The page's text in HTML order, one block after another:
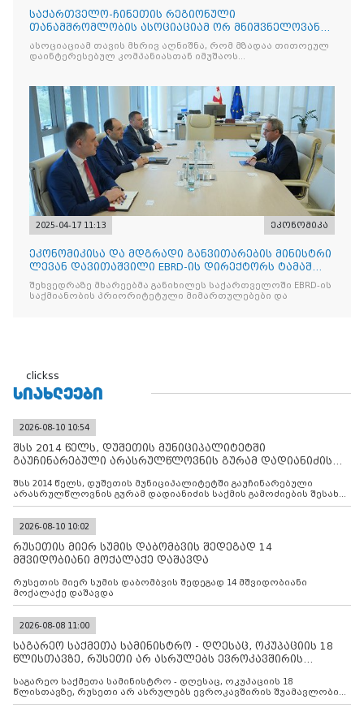
საქართველო-ჩინეთის რეგიონული
თანამშრომლობის ასოციაციამ ორ მნიშვნელოვან
მემორანდუმს მოაწერა ხელი
ასოციაციამ თავის მხრივ აღნიშნა, რომ მზადაა თითოეულ
დაინტერესებულ კომპანიასთან იმუშაოს
2025-04-17 11:13 ეკონომიკა
ეკონომიკისა და მდგრადი განვითარების მინისტრი
ლევან დავითაშვილი EBRD-ის დირექტორს ტამაშ
ვოჟნიტს შეხვდ
შეხვედრაზე მხარეებმა განიხილეს საქართველოში EBRD-ის
საქმიანობის პრიორიტეტული მიმართულებები და
clickss
ᲡᲘᲐᲮᲚᲔᲔᲑᲘ
2026-08-10 10:54
შსს 2014 წელს, დუშეთის მუნიციპალიტეტში
გაუჩინარებული არასრულწლოვნის გურამ დადიანიძის
შსს 2014 წელს, დუშეთის მუნიციპალიტეტში გაუჩინარებული
არასრულწლოვნის გურამ დადიანიძის საქმის გამოძიების შესახებ
ინფორმაციას ავრცელებს
2026-08-10 10:02
რუსეთის მიერ სუმის დაბომბვის შედეგად 14
მშვიდობიანი მოქალაქე დაშავდა
რუსეთის მიერ სუმის დაბომბვის შედეგად 14 მშვიდობიანი
მოქალაქე დაშავდა
2026-08-08 11:00
საგარეო საქმეთა სამინისტრო - დღესაც, ოკუპაციის 18
წლისთავზე, რუსეთი არ ასრულებს ევროკავშირის
საგარეო საქმეთა სამინისტრო - დღესაც, ოკუპაციის 18
წლისთავზე, რუსეთი არ ასრულებს ევროკავშირის შუამავლობით
დადებულ 2008 წლის 12 აგვისტოს ცეცხლის შეწყვეტის